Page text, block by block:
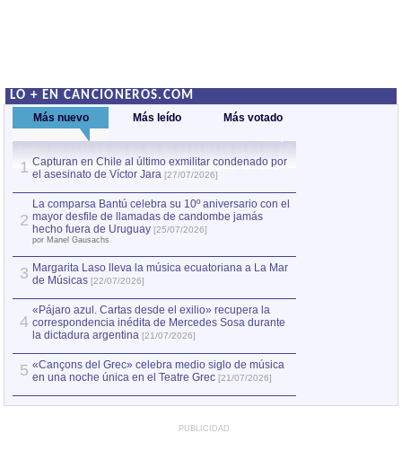
LO + EN CANCIONEROS.COM
Más nuevo Más leído Más votado
1 Capturan en Chile al último exmilitar condenado por
el asesinato de Víctor Jara [27/07/2026]
2
La comparsa Bantú celebra su 10º aniversario con el
mayor desfile de llamadas de candombe jamás
hecho fuera de Uruguay [25/07/2026]
por Manel Gausachs
3 Margarita Laso lleva la música ecuatoriana a La Mar
de Músicas [22/07/2026]
4
«Pájaro azul. Cartas desde el exilio» recupera la
correspondencia inédita de Mercedes Sosa durante
la dictadura argentina [21/07/2026]
5 «Cançons del Grec» celebra medio siglo de música
en una noche única en el Teatre Grec [21/07/2026]
PUBLICIDAD